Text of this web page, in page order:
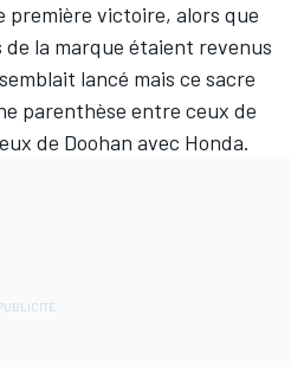
première victoire, alors que
la marque étaient revenus
lancé mais ce sacre
parenthèse entre ceux de
de Doohan avec Honda.